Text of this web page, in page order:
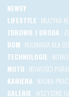
NEWSY
LIFESTYLE : MUZYKA
ZDROWIE I URODA :
DOM : KULINARIA DLA
TECHNOLOGIE :
MOTO : NOWOŚCI
KARIERA : NAUKA
GALERIE : WSZYSTKIE